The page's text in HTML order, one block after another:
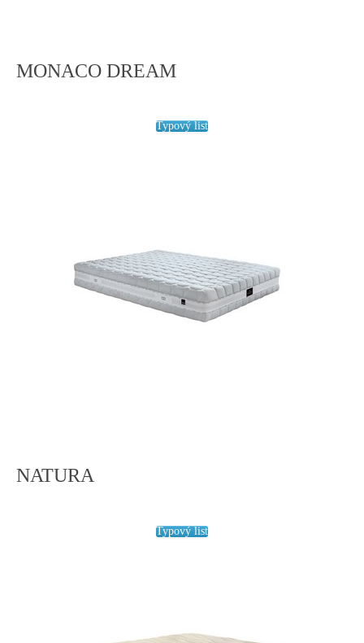
MONACO DREAM
Typový list
NATURA
Typový list